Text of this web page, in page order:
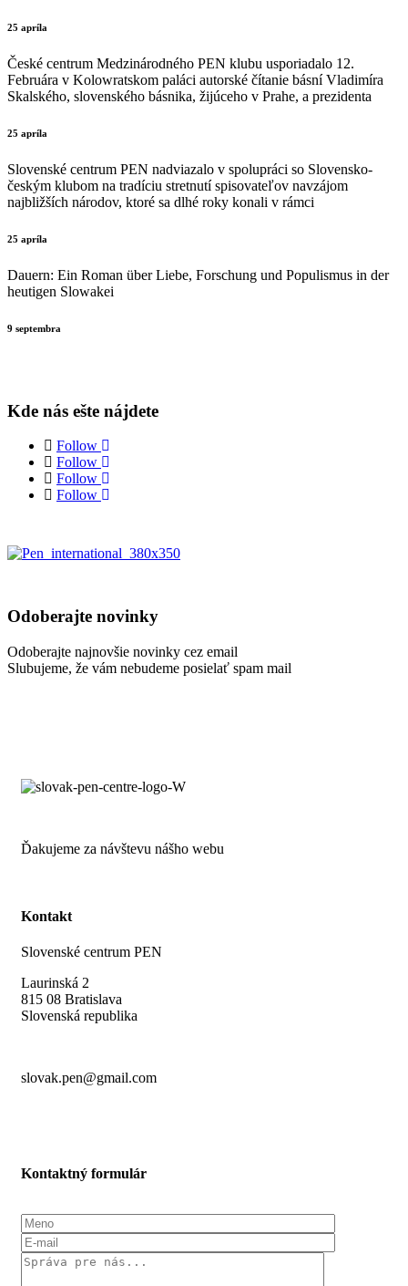
25 apríla
České centrum Medzinárodného PEN klubu usporiadalo 12.
Februára v Kolowratskom paláci autorské čítanie básní Vladimíra
Skalského, slovenského básnika, žijúceho v Prahe, a prezidenta
25 apríla
Slovenské centrum PEN nadviazalo v spolupráci so Slovensko-
českým klubom na tradíciu stretnutí spisovateľov navzájom
najbližších národov, ktoré sa dlhé roky konali v rámci
25 apríla
Dauern: Ein Roman über Liebe, Forschung und Populismus in der
heutigen Slowakei
9 septembra
Kde nás ešte nájdete
Follow
Follow
Follow
Follow
Odoberajte novinky
Odoberajte najnovšie novinky cez email
Slubujeme, že vám nebudeme posielať spam mail
Ďakujeme za návštevu nášho webu
Kontakt
Slovenské centrum PEN
Laurinská 2
815 08 Bratislava
Slovenská republika
slovak.pen@gmail.com
Kontaktný formulár